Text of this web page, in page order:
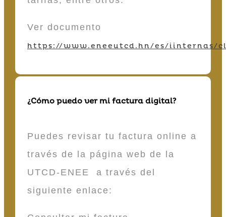
Ver documento
https://www.eneeutcd.hn/es/iinternas/
¿Cómo puedo ver mi factura digital?
Puedes revisar tu factura online a
través de la página web de la
UTCD-ENEE a través del
siguiente enlace: